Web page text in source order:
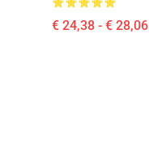
€ 24,38 - € 28,06